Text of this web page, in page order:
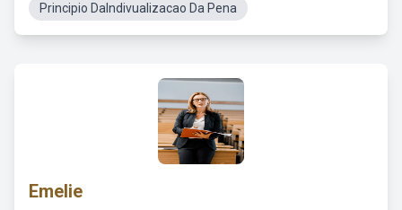
Principio DaIndivualizacao Da Pena
Emelie